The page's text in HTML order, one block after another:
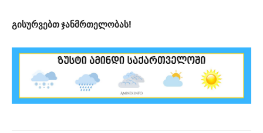
გისურვებთ ჯანმრთელობას!